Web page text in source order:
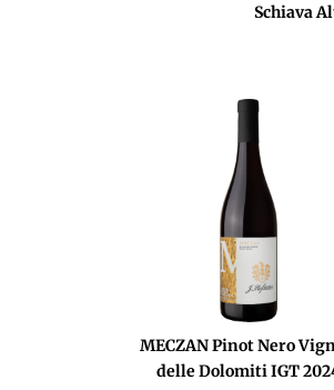
Schiava
MECZAN Pinot Nero
delle Dolomiti IGT